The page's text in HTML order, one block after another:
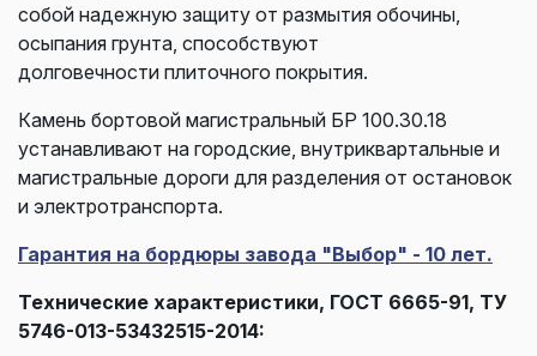
собой надежную защиту от размытия обочины,
осыпания грунта, способствуют
долговечности плиточного покрытия.
Камень бортовой магистральный БР 100.30.18
устанавливают на городские, внутриквартальные и
магистральные дороги для разделения от остановок
и электротранспорта.
Гарантия на бордюры завода "Выбор" - 10 лет.
Технические характеристики, ГОСТ 6665-91, ТУ
5746-013-53432515-2014: